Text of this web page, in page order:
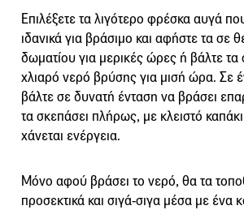
Επιλέξετε τα λιγότερο φρέσκα αυγά που
ιδανικά για βράσιμο και αφήστε τα σε
δωματίου για μερικές ώρες ή βάλτε
χλιαρό νερό βρύσης για μισή ώρα. Σε
βάλτε σε δυνατή ένταση να βράσει
τα σκεπάσει πλήρως, με κλειστό
χάνεται ενέργεια.
Μόνο αφού βράσει το νερό, θα τα
προσεκτικά και σιγά-σιγα μέσα με ένα